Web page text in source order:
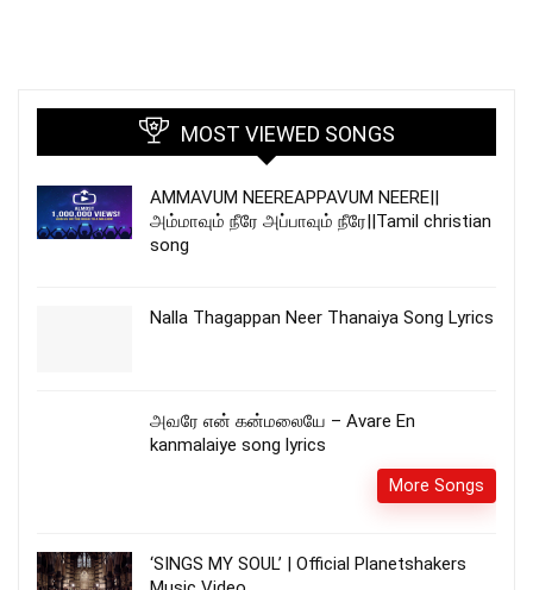
MOST VIEWED SONGS
AMMAVUM NEEREAPPAVUM NEERE||
அம்மாவும் நீரே அப்பாவும் நீரே||Tamil christian
song
Nalla Thagappan Neer Thanaiya Song Lyrics
அவரே என் கன்மலையே – Avare En
kanmalaiye song lyrics
More Songs
‘SINGS MY SOUL’ | Official Planetshakers